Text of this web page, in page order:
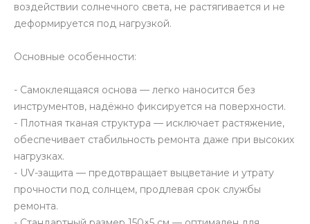
воздействии солнечного света, не растягивается и не
деформируется под нагрузкой.
Основные особенности:
- Самоклеящаяся основа — легко наносится без
инструментов, надёжно фиксируется на поверхности.
- Плотная тканая структура — исключает растяжение,
обеспечивает стабильность ремонта даже при высоких
нагрузках.
- UV-защита — предотвращает выцветание и утрату
прочности под солнцем, продлевая срок службы
ремонта.